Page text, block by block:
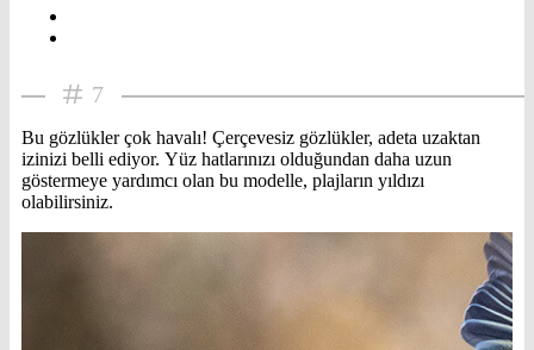
7
Bu gözlükler çok havalı! Çerçevesiz gözlükler, adeta uzaktan
izinizi belli ediyor. Yüz hatlarınızı olduğundan daha uzun
göstermeye yardımcı olan bu modelle, plajların yıldızı
olabilirsiniz.